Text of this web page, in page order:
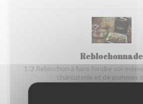
Reblochonnade
1/2 Reblochon à faire fondre soi-
charcuterie et de pommes